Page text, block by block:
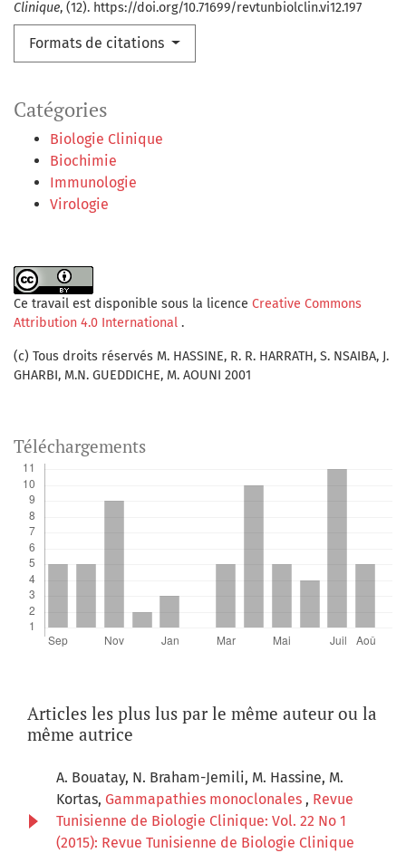
Catégories
Biologie Clinique
Biochimie
Immunologie
Virologie
Clinique, (12). https://doi.org/10.71699/revtunbiolclin.vi12.197
Formats de citations
Ce travail est disponible sous la licence Creative Commons
Attribution 4.0 International .
(c) Tous droits réservés M. HASSINE, R. R. HARRATH, S. NSAIBA, J.
GHARBI, M.N. GUEDDICHE, M. AOUNI 2001
Téléchargements
Articles les plus lus par le même auteur ou la
même autrice
A. Bouatay, N. Braham-Jemili, M. Hassine, M.
Kortas, Gammapathies monoclonales , Revue
Tunisienne de Biologie Clinique: Vol. 22 No 1
(2015): Revue Tunisienne de Biologie Clinique